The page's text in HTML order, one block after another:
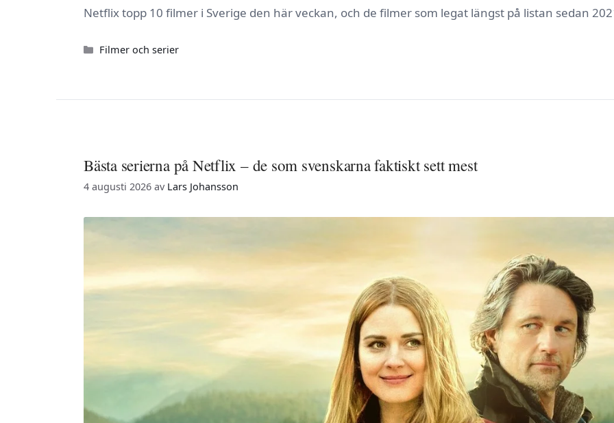
Netflix topp 10 filmer i Sverige den här veckan, och de filmer som legat längst på listan sedan
Kategorier
Filmer och serier
Bästa serierna på Netflix – de som svenskarna faktiskt sett mest
4 augusti 2026 av Lars Johansson